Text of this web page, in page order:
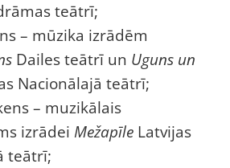
teātrī;
– mūzika izrādēm
Dailes teātrī un Uguns un
Nacionālajā teātrī;
– muzikālais
izrādeiMežapīle Latvijas
teātrī;